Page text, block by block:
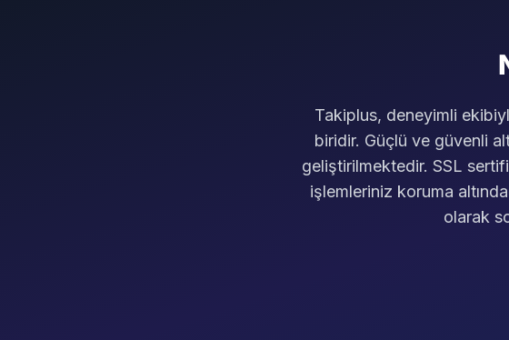
Takiplus, deneyimli
biridir. Güçlü ve güvenli
geliştirilmektedir. SSL
işlemleriniz koruma
olarak